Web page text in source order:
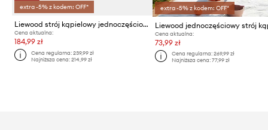
extra -5% z kodem: OFF*
Liewood strój kąpielowy jednoczęściowy niemowlęcy Sille Baby Printed Swimsuit
Cena aktualna:
184,99 zł
Cena regularna:239,99 zł
Najniższa cena:214,99 zł
extra -5% z kodem: OFF*
Cena aktualna:
73,99 zł
Cena regularna: 269,99 zł
Najniższa cena: 77,99 zł